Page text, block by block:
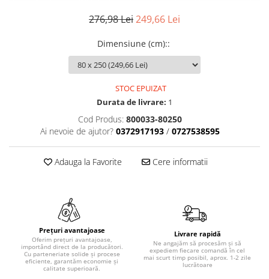
276,98 Lei249,66 Lei
Dimensiune (cm)::
STOC EPUIZAT
Durata de livrare: 1
Cod Produs: 800033-80250
Ai nevoie de ajutor? 0372917193 / 0727538595
Adauga la Favorite Cere informatii
Prețuri avantajoase
Oferim prețuri avantajoase,
importând direct de la producători.
Cu parteneriate solide și procese
eficiente, garantăm economie și
calitate superioară.
Livrare rapidă
Ne angajăm să procesăm și să
expediem fiecare comandă în cel
mai scurt timp posibil, aprox. 1-2 zile
lucrătoare